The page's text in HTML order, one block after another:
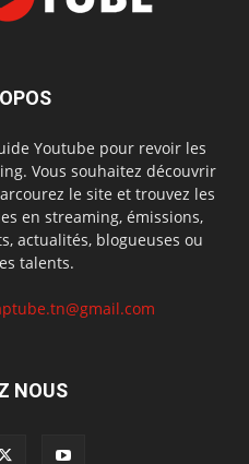
Youtube pour revoir les
Vous souhaitez découvrir
le site et trouvez les
en streaming, émissions,
actualités, blogueuses ou
talents.
NOUS